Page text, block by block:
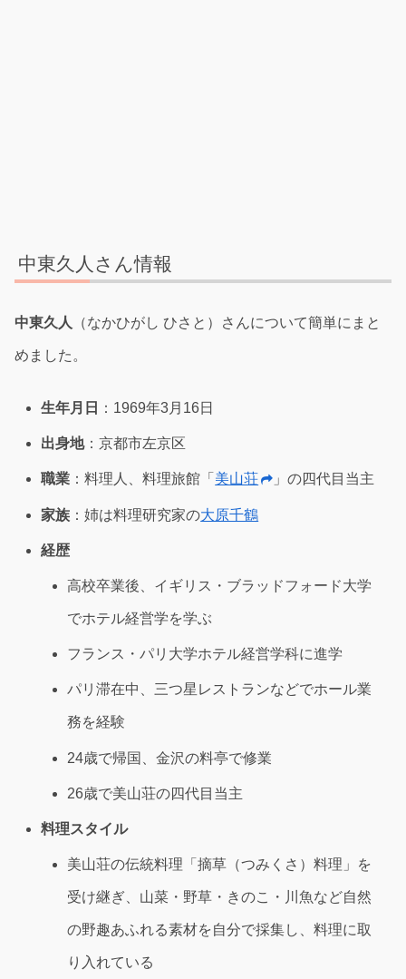
中東久人さん情報
中東久人 （なかひがし ひさと）さんについて簡単にまと
めました。
生年月日 ：1969年3月16日
出身地：京都市左京区
職業 ：料理人、料理旅館「 美山荘 」の四代目当主
家族 ：姉は料理研究家の大原千鶴
経歴
高校卒業後、イギリス・ブラッドフォード大学
でホテル経営学を学ぶ
フランス・パリ大学ホテル経営学科に進学
パリ滞在中、三つ星レストランなどでホール業
務を経験
24歳で帰国、金沢の料亭で修業
26歳で美山荘の四代目当主
料理スタイル
美山荘の伝統料理「摘草（つみくさ）料理」を
受け継ぎ、山菜・野草・きのこ・川魚など自然
の野趣あふれる素材を自分で採集し、料理に取
り入れている